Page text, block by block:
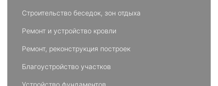
Строительство беседок, зон отдыха
Ремонт и устройство кровли
Ремонт, реконструкция построек
Благоустройство участков